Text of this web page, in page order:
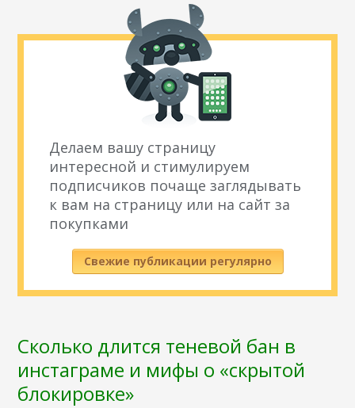
Делаем вашу страницу
интересной и стимулируем
подписчиков почаще заглядывать
к вам на страницу или на сайт за
покупками
Свежие публикации регулярно
Сколько длится теневой бан в
инстаграме и мифы о «скрытой
блокировке»